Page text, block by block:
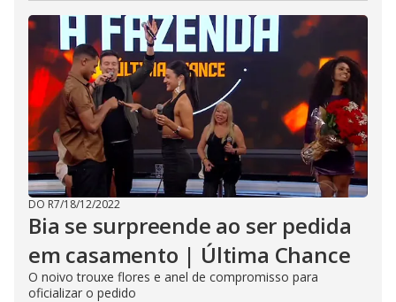
DO R7/18/12/2022
Bia se surpreende ao ser pedida
em casamento | Última Chance
O noivo trouxe flores e anel de compromisso para
oficializar o pedido